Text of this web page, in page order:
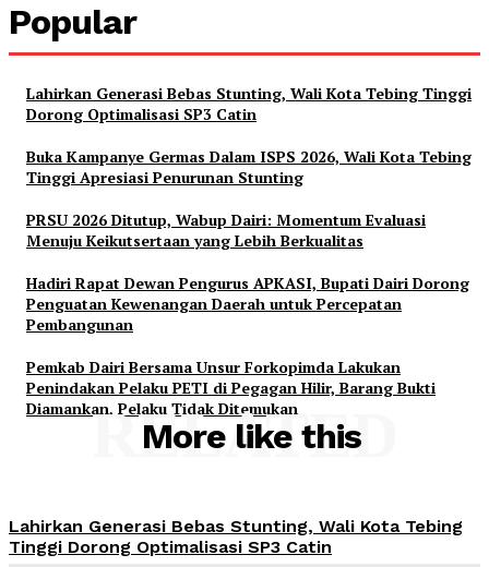
Popular
Lahirkan Generasi Bebas Stunting, Wali Kota Tebing Tinggi
Dorong Optimalisasi SP3 Catin
Buka Kampanye Germas Dalam ISPS 2026, Wali Kota Tebing
Tinggi Apresiasi Penurunan Stunting
PRSU 2026 Ditutup, Wabup Dairi: Momentum Evaluasi
Menuju Keikutsertaan yang Lebih Berkualitas
Hadiri Rapat Dewan Pengurus APKASI, Bupati Dairi Dorong
Penguatan Kewenangan Daerah untuk Percepatan
Pembangunan
Pemkab Dairi Bersama Unsur Forkopimda Lakukan
Penindakan Pelaku PETI di Pegagan Hilir, Barang Bukti
Diamankan, Pelaku Tidak Ditemukan
More like this
RELATED
Lahirkan Generasi Bebas Stunting, Wali Kota Tebing
Tinggi Dorong Optimalisasi SP3 Catin